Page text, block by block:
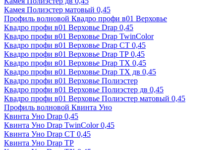
Камея Полиэстер матовый 0,45
Профиль волновой Квадро профи в01 Верховье
Квадро профи в01 Верховье Drap 0,45
Квадро профи в01 Верховье Drap TwinColor
Квадро профи в01 Верховье Drap СТ 0,45
Квадро профи в01 Верховье Drap ТР 0,45
Квадро профи в01 Верховье Drap ТХ 0,45
Квадро профи в01 Верховье Drap ТХ дв 0,45
Квадро профи в01 Верховье Полиэстер
Квадро профи в01 Верховье Полиэстер дв 0,45
Квадро профи в01 Верховье Полиэстер матовый 0,45
Профиль волновой Квинта Уно
Квинта Уно Drap 0,45
Квинта Уно Drap TwinColor 0,45
Квинта Уно Drap СТ 0,45
Квинта Уно Drap ТР